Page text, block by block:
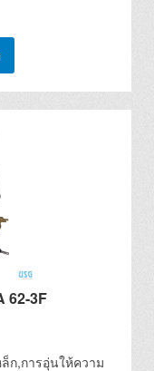
62-3F
ก,การอุ่นให้ความ